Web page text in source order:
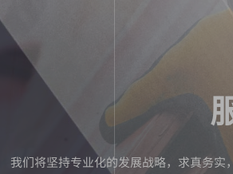
我们将坚持专业化的发展战略，求真务